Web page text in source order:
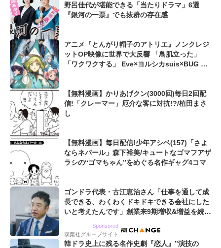
野呂佳代が堪能できる「当たりドラマ」6選
『銀河の一票』でも抜群の存在感
アニメ『とんがり帽子のアトリエ』ノンクレジ
ットOP映像に世界で大反響 「鳥肌立った」
「ワクワクする」 Eve×ヨルシカsuis×BUG FI
【無料漫画】かりあげクン(3000回)毎日2回配
信!「クレーマー」厄介な客に対抗!?/植田まさ
し
【無料漫画】毎日配信!少年アシベ(157)「さよ
ならネパール」森下裕美/キュートなゴマフアザ
ラシの“ゴマちゃん”をめぐる名作ギャグ4コマ
ゴンドラ代表・古江恵治さん「仕事を通して成
長できる、わくわくドキドキできる会社にした
いと考えたんです」創業来9期増収&増益を続け
Sponsored
双葉社グループサイト
韓ドラ史上に残る名作史劇『恋人』”演技の